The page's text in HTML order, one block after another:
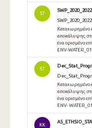
ST
Καταχωρημένο
αποκάλυψης
ένα ορισμένο
ENV-WATER_01
ST
Καταχωρημένο
αποκάλυψης
ένα ορισμένο
ENV-
KK